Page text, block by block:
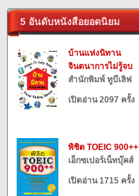
5 อันดับหนังสือยอดนิยม
บ้านแห่งนิทาน
จินตนาการไม่รู้จบ
สำนักพิมพ์ ทูบีเลิฟ
เปิดอ่าน 2097 ครั้ง
พิชิต TOEIC 900++
เอ็กซเปอร์เน็ทบุ๊คส์
เปิดอ่าน 1715 ครั้ง